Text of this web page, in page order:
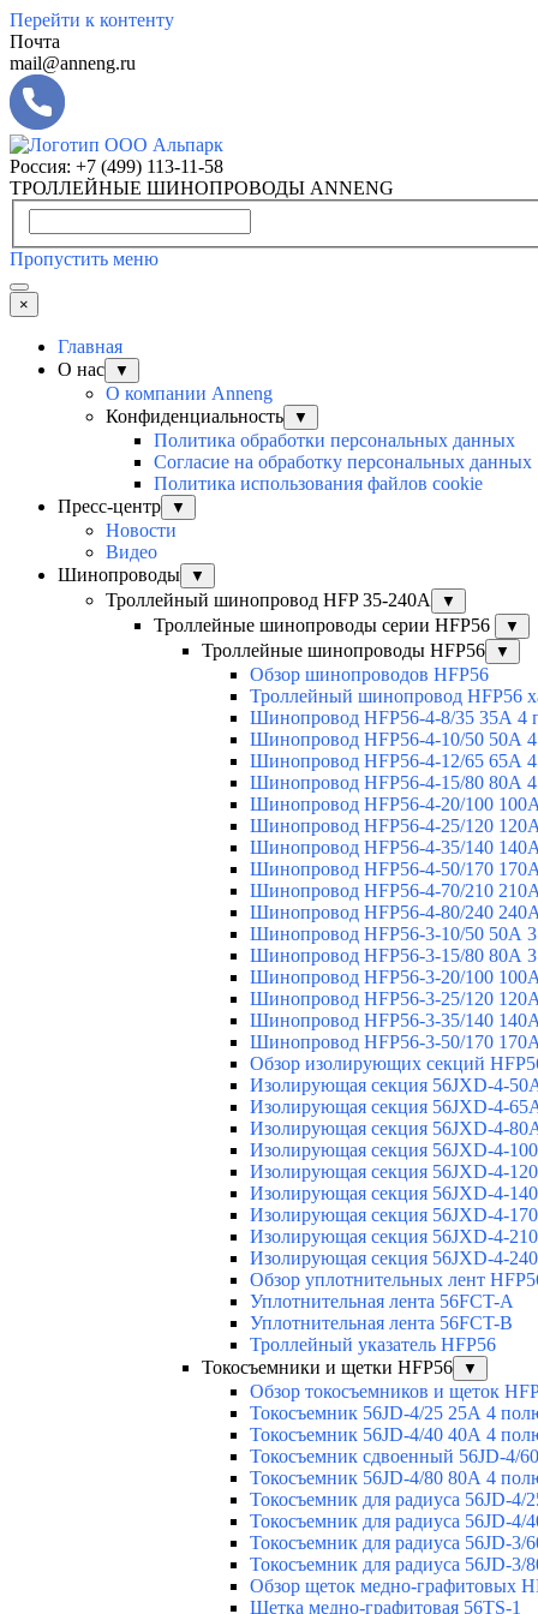
Перейти к контенту
Почта
mail@anneng.ru
Россия: +7 (499) 113-11-58
ТРОЛЛЕЙНЫЕ ШИНОПРОВОДЫ ANNENG
Пропустить меню
×
Главная
О нас
▼
О компании Anneng
Конфиденциальность
▼
Политика обработки персональных данных
Согласие на обработку персональных данных
Политика использования файлов cookie
Пресс-центр
▼
Новости
Видео
Шинопроводы
▼
Троллейный шинопровод HFP 35-240А ▼
Троллейные шинопроводы серии HFP56 ▼
Троллейные шинопроводы HFP56 ▼
Обзор шинопроводов HFP56
Троллейный шинопровод HFP56
Шинопровод HFP56-4-8/35 35А 4
Шинопровод HFP56-4-10/50 50А
Шинопровод HFP56-4-12/65 65А
Шинопровод HFP56-4-15/80 80А
Шинопровод HFP56-4-20/100
Шинопровод HFP56-4-25/120
Шинопровод HFP56-4-35/140
Шинопровод HFP56-4-50/170
Шинопровод HFP56-4-70/210
Шинопровод HFP56-4-80/240
Шинопровод HFP56-3-10/50 50А
Шинопровод HFP56-3-15/80 80А
Шинопровод HFP56-3-20/100
Шинопровод HFP56-3-25/120
Шинопровод HFP56-3-35/140
Шинопровод HFP56-3-50/170
Обзор изолирующих секций
Изолирующая секция 56JXD-4-
Изолирующая секция 56JXD-4-
Изолирующая секция 56JXD-4-
Изолирующая секция 56JXD-4-
Изолирующая секция 56JXD-4-
Изолирующая секция 56JXD-4-
Изолирующая секция 56JXD-4-
Изолирующая секция 56JXD-4-
Изолирующая секция 56JXD-4-
Обзор уплотнительных лент
Уплотнительная лента 56FCT-A
Уплотнительная лента 56FCT-B
Троллейный указатель HFP56
Токосъемники и щетки HFP56
▼
Обзор токосъемников и щеток
Токосъемник 56JD-4/25 25А 4
Токосъемник 56JD-4/40 40А 4
Токосъемник сдвоенный 56JD-4/
Токосъемник 56JD-4/80 80А 4
Токосъемник для радиуса 56JD-
Токосъемник для радиуса 56JD-
Токосъемник для радиуса 56JD-
Токосъемник для радиуса 56JD-
Обзор щеток медно-графитовых
Щетка медно-графитовая 56TS-1